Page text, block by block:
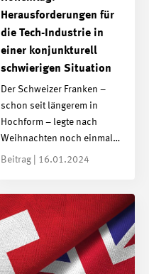
Herausforderungen für
die Tech-Industrie in
einer konjunkturell
schwierigen Situation
Der Schweizer Franken –
schon seit längerem in
Hochform – legte nach
Weihnachten noch einmal…
Beitrag | 16.01.2024